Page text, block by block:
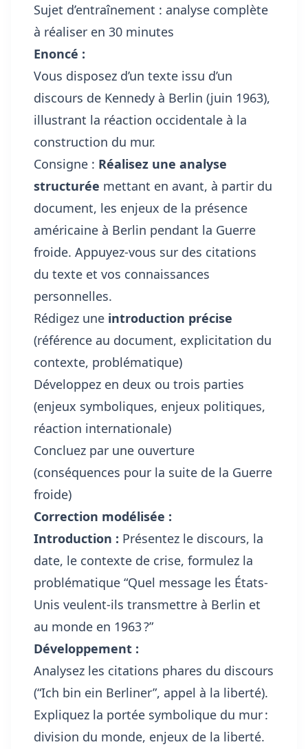
Sujet d’entraînement : analyse complète
à réaliser en 30 minutes
Enoncé :
Vous disposez d’un texte issu d’un
discours de Kennedy à Berlin (juin 1963),
illustrant la réaction occidentale à la
construction du mur.
Consigne : Réalisez une analyse
structurée mettant en avant, à partir du
document, les enjeux de la présence
américaine à Berlin pendant la Guerre
froide. Appuyez-vous sur des citations
du texte et vos connaissances
personnelles.
Rédigez une introduction précise
(référence au document, explicitation du
contexte, problématique)
Développez en deux ou trois parties
(enjeux symboliques, enjeux politiques,
réaction internationale)
Concluez par une ouverture
(conséquences pour la suite de la Guerre
froide)
Correction modélisée :
Introduction : Présentez le discours, la
date, le contexte de crise, formulez la
problématique “Quel message les États-
Unis veulent-ils transmettre à Berlin et
au monde en 1963 ?”
Développement :
Analysez les citations phares du discours
(“Ich bin ein Berliner”, appel à la liberté).
Expliquez la portée symbolique du mur :
division du monde, enjeux de la liberté.